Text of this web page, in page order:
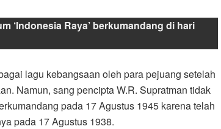
‘Indonesia Raya’ berkumandang di hari
lagu kebangsaan oleh para pejuang setelah
Namun, sang pencipta W.R. Supratman tidak
pada 17 Agustus 1945 karena telah
pada 17 Agustus 1938.